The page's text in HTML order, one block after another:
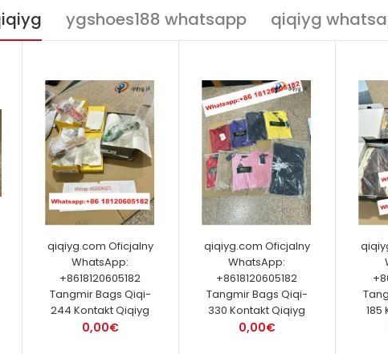
ygshoes188 whatsapp qiqiyg
qiqiyg.com Oficjalny
WhatsApp:
+8618120605182
Tangmir Bags Qiqi-
244 Kontakt Qiqiyg
0,00€
qiqiyg.com Oficjalny
WhatsApp:
+8618120605182
Tangmir Bags Qiqi-
330 Kontakt Qiqiyg
0,00€
185